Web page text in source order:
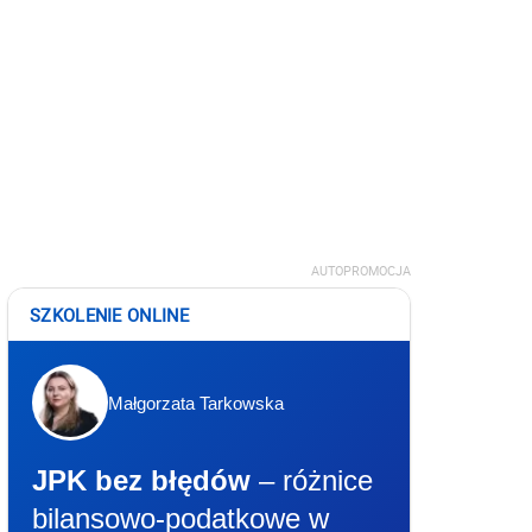
AUTOPROMOCJA
SZKOLENIE ONLINE
Małgorzata Tarkowska
JPK bez błędów – różnice
bilansowo-podatkowe w